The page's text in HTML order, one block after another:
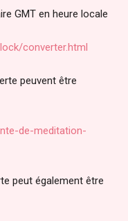
GMT en heure locale
converter.html
peuvent être
de-meditation-
peut également être